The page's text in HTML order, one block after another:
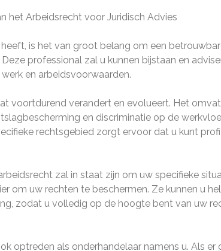
het Arbeidsrecht voor Juridisch Advies
is het van groot belang om een
professional zal u kunnen bijstaan en
en arbeidsvoorwaarden.
voortdurend verandert en evolueert. Het
en discriminatie op de
rechtsgebied zorgt ervoor dat u kunt
zal in staat zijn om uw specifieke
om uw rechten te beschermen. Ze kunnen u
zodat u volledig op de hoogte bent van uw
optreden als onderhandelaar namens u. Als er